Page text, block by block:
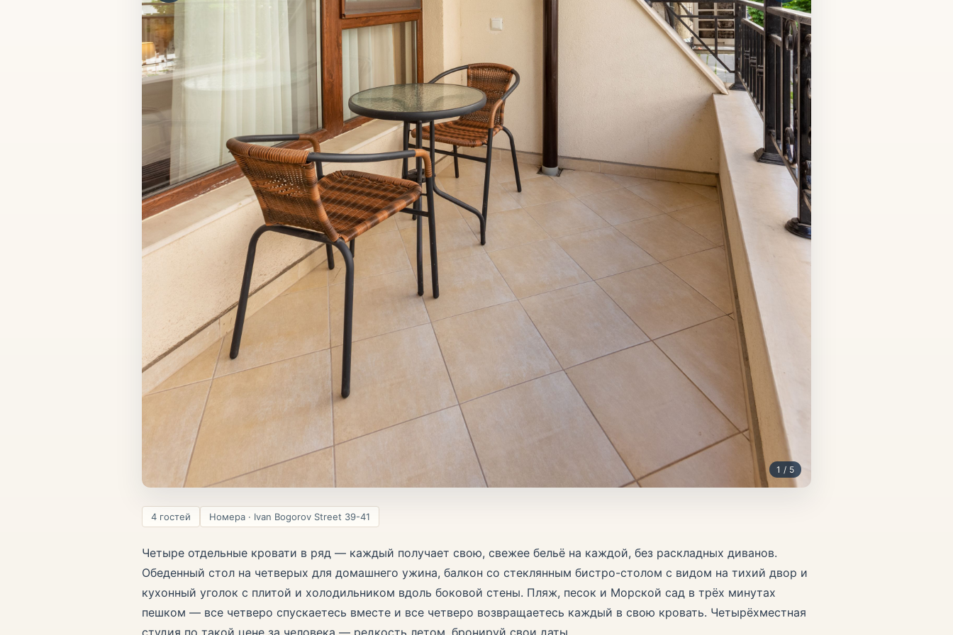
1 / 5
4 гостей Номера · Ivan Bogorov Street 39-41
Четыре отдельные кровати в ряд — каждый получает свою, свежее бельё на каждой, без раскладных диванов.
Обеденный стол на четверых для домашнего ужина, балкон со стеклянным бистро-столом с видом на тихий двор и
кухонный уголок с плитой и холодильником вдоль боковой стены. Пляж, песок и Морской сад в трёх минутах
пешком — все четверо спускаетесь вместе и все четверо возвращаетесь каждый в свою кровать. Четырёхместная
студия по такой цене за человека — редкость летом, бронируй свои даты.